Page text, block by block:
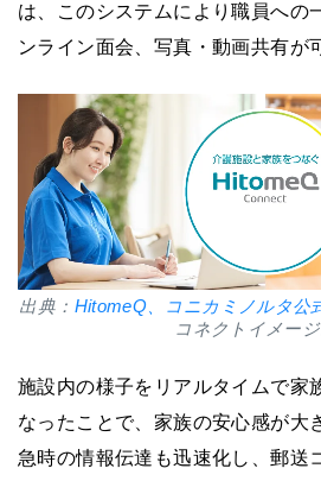
は、このシステムにより職員への
ンライン面会、写真・動画共有が
出典： HitomeQ、コニカミノルタ公
コネクトイメー
施設内の様子をリアルタイムで家
なったことで、家族の安心感が大
急時の情報伝達も迅速化し、郵送